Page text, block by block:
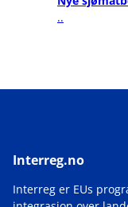
..
Interreg.no
Interreg er EUs